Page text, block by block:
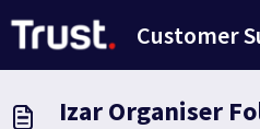
Customer
Izar Organiser